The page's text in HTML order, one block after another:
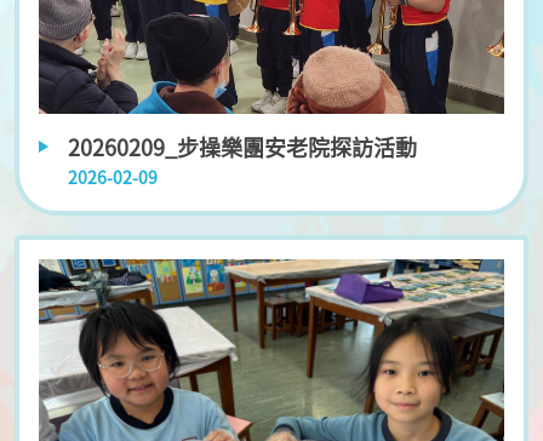
20260209_步操樂團安老院探訪活動
2026-02-09